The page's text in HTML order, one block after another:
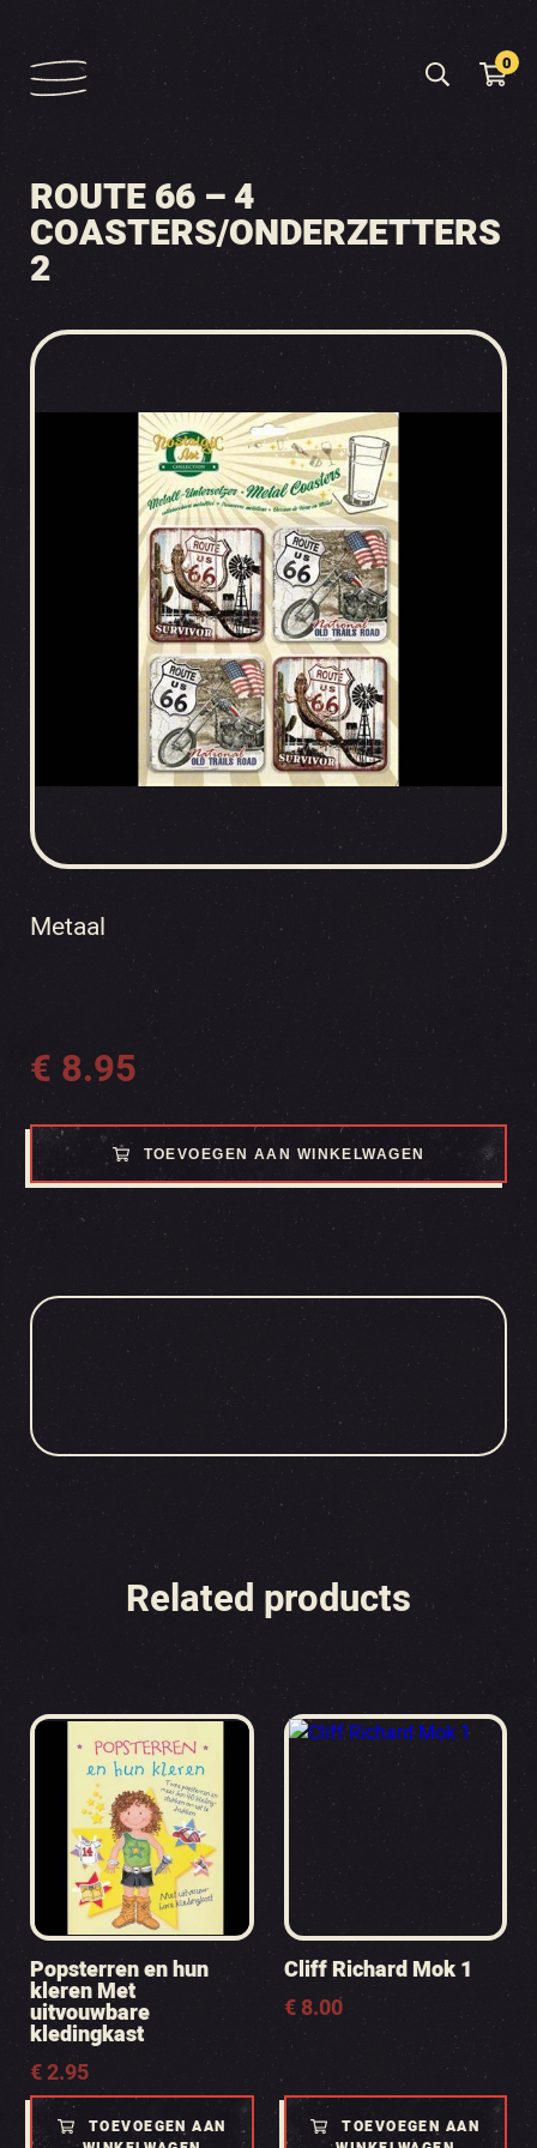
0
ROUTE 66 – 4
COASTERS/ONDERZETTERS
2
Metaal
€ 8.95
TOEVOEGEN AAN WINKELWAGEN
Related products
Popsterren en hun
kleren Met
uitvouwbare
kledingkast
€2.95
TOEVOEGEN AAN
Cliff Richard Mok 1
€8.00
TOEVOEGEN AAN